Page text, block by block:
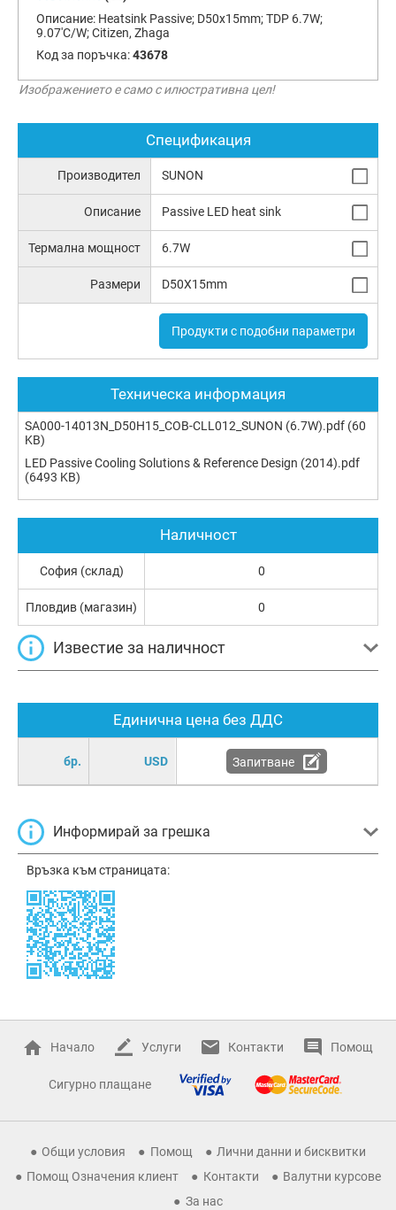
Описание: Heatsink Passive; D50x15mm; TDP 6.7W;
9.07'C/W; Citizen, Zhaga
Код за поръчка:43678
Изображението е само с илюстративна цел!
Спецификация
Производител SUNON
Описание Passive LED heat sink
Термална мощност 6.7W
Размери D50X15mm
Продукти с подобни параметри
Техническа информация
SA000-14013N_D50H15_COB-CLL012_SUNON (6.7W).pdf (60
KB)
LED Passive Cooling Solutions & Reference Design (2014).pdf
(6493 KB)
Единична цена без ДДС
бр. USD Запитване
Информирай за грешка
Връзка към страницата:
Наличност
София (склад) 0
Пловдив (магазин) 0
Известие за наличност
Начало Услуги Контакти Помощ
Сигурно плащане
Общи условия Помощ
Лични данни и бисквитки
Помощ Означения клиент
Контакти
Валутни курсове
За нас